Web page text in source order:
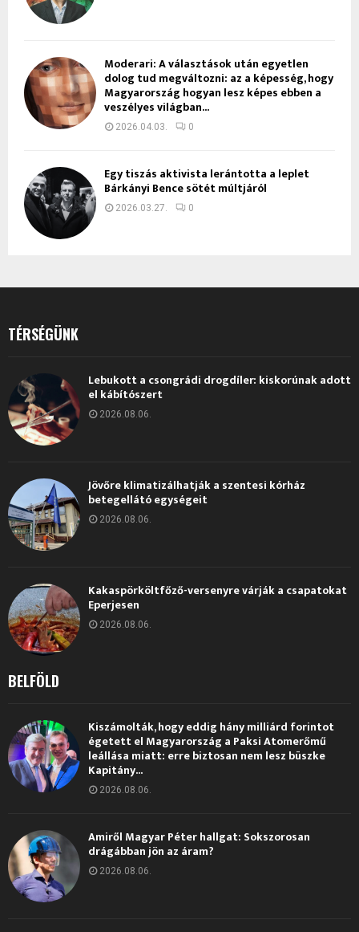
Moderari: A választások után egyetlen
dolog tud megváltozni: az a képesség, hogy
Magyarország hogyan lesz képes ebben a
veszélyes világban...
2026.04.03. 0
Egy tiszás aktivista lerántotta a leplet
Bárkányi Bence sötét múltjáról
2026.03.27. 0
TÉRSÉGÜNK
Lebukott a csongrádi drogdíler: kiskorúnak adott
el kábítószert
2026.08.06.
Jövőre klimatizálhatják a szentesi kórház
betegellátó egységeit
2026.08.06.
Kakaspörköltfőző-versenyre várják a csapatokat
Eperjesen
2026.08.06.
BELFÖLD
Kiszámolták, hogy eddig hány milliárd forintot
égetett el Magyarország a Paksi Atomerőmű
leállása miatt: erre biztosan nem lesz büszke
Kapitány...
2026.08.06.
Amiről Magyar Péter hallgat: Sokszorosan
drágábban jön az áram?
2026.08.06.